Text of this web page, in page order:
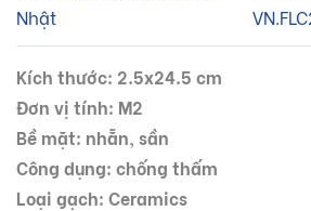
Nhật
Kích thước: 2.5x24.5 cm
Đơn vị tính: M2
Bề mặt: nhẵn, sần
Công dụng: chống thấm
Loại gạch: Ceramics